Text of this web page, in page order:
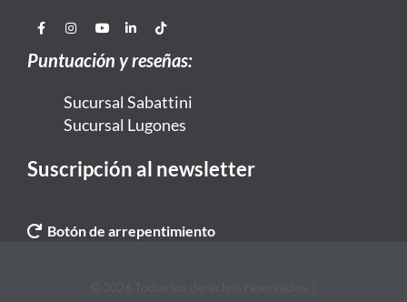
Puntuación y reseñas:
Sucursal Sabattini
Sucursal Lugones
Suscripción al newsletter
Botón de arrepentimiento